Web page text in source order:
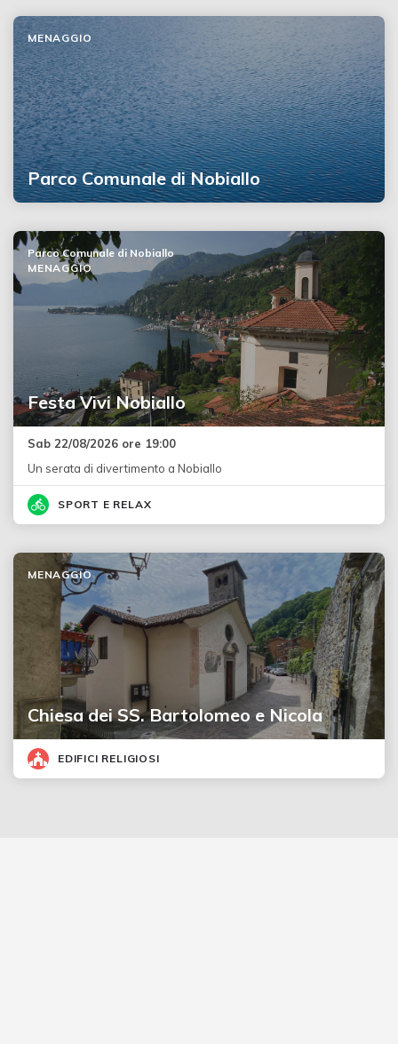
Parco Comunale di Nobiallo
MENAGGIO
Festa Vivi Nobiallo
Parco Comunale di Nobiallo
MENAGGIO
Sab 22/08/2026 ore 19:00
Un serata di divertimento a Nobiallo
SPORT E RELAX
Chiesa dei SS. Bartolomeo e Nicola
MENAGGIO
EDIFICI RELIGIOSI